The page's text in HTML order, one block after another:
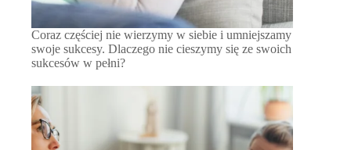
Coraz częściej nie wierzymy w siebie i umniejszamy
swoje sukcesy. Dlaczego nie cieszymy się ze swoich
sukcesów w pełni?